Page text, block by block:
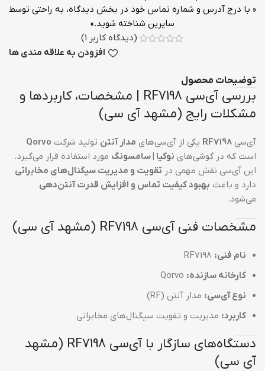
« با درج آدرس و شماره تماس خود در بخش دیدگاه، به راحتی توسط
سایرین شناخته شوید.»
(دیدگاه کاربر 1
)
افزودن به علاقه مندی ها
توضیحات محصول
بررسی آی‌سی RF7198 | مشخصات، کاربردها و
مشکلات رایج (مشهد آی سی)
آی‌سی RF7198 یکی از آی‌سی‌های مدار آنتن تولید شرکت Qorvo
است که در گوشی‌های نوکیا | سامسونگ مورد استفاده قرار می‌گیرد.
این آی‌سی نقش مهمی در تقویت و مدیریت سیگنال‌های مخابراتی
دارد و باعث بهبود کیفیت تماس و افزایش قدرت آنتن‌دهی
می‌شود.
مشخصات فنی آی‌سی RF7198 (مشهد آی سی)
نام فنی:
کارخانه سازنده:
نوع آی‌سی: مدار آنتن (RF)
کاربرد: مدیریت و تقویت سیگنال‌های مخابراتی
دستگاه‌های سازگار با آی‌سی RF7198 (مشهد
آی سی)